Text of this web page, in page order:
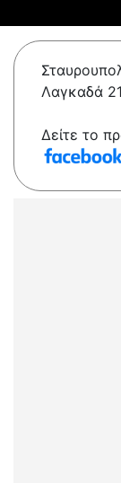
Λαγκαδά
Δείτε το